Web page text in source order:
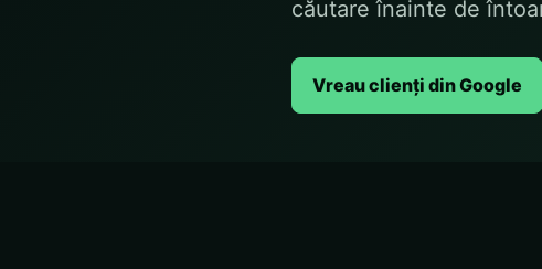
căutare înainte de
Vreau clienți din Google